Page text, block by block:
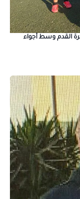
القدم وسط أجواء